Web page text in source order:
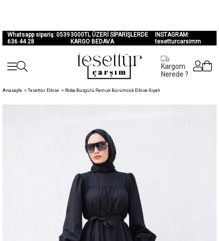
Whatsapp sipariş: 0539
636 44 28
3000TL ÜZERİ SİPARİŞLERDE
KARGO BEDAVA
INSTAGRAM:
tesetturcarsimm
Kargom
Nerede ?
Anasayfa > Tesettür Elbise > Roba Büzgülü Pamuk Bürümcük Elbise-Siyah